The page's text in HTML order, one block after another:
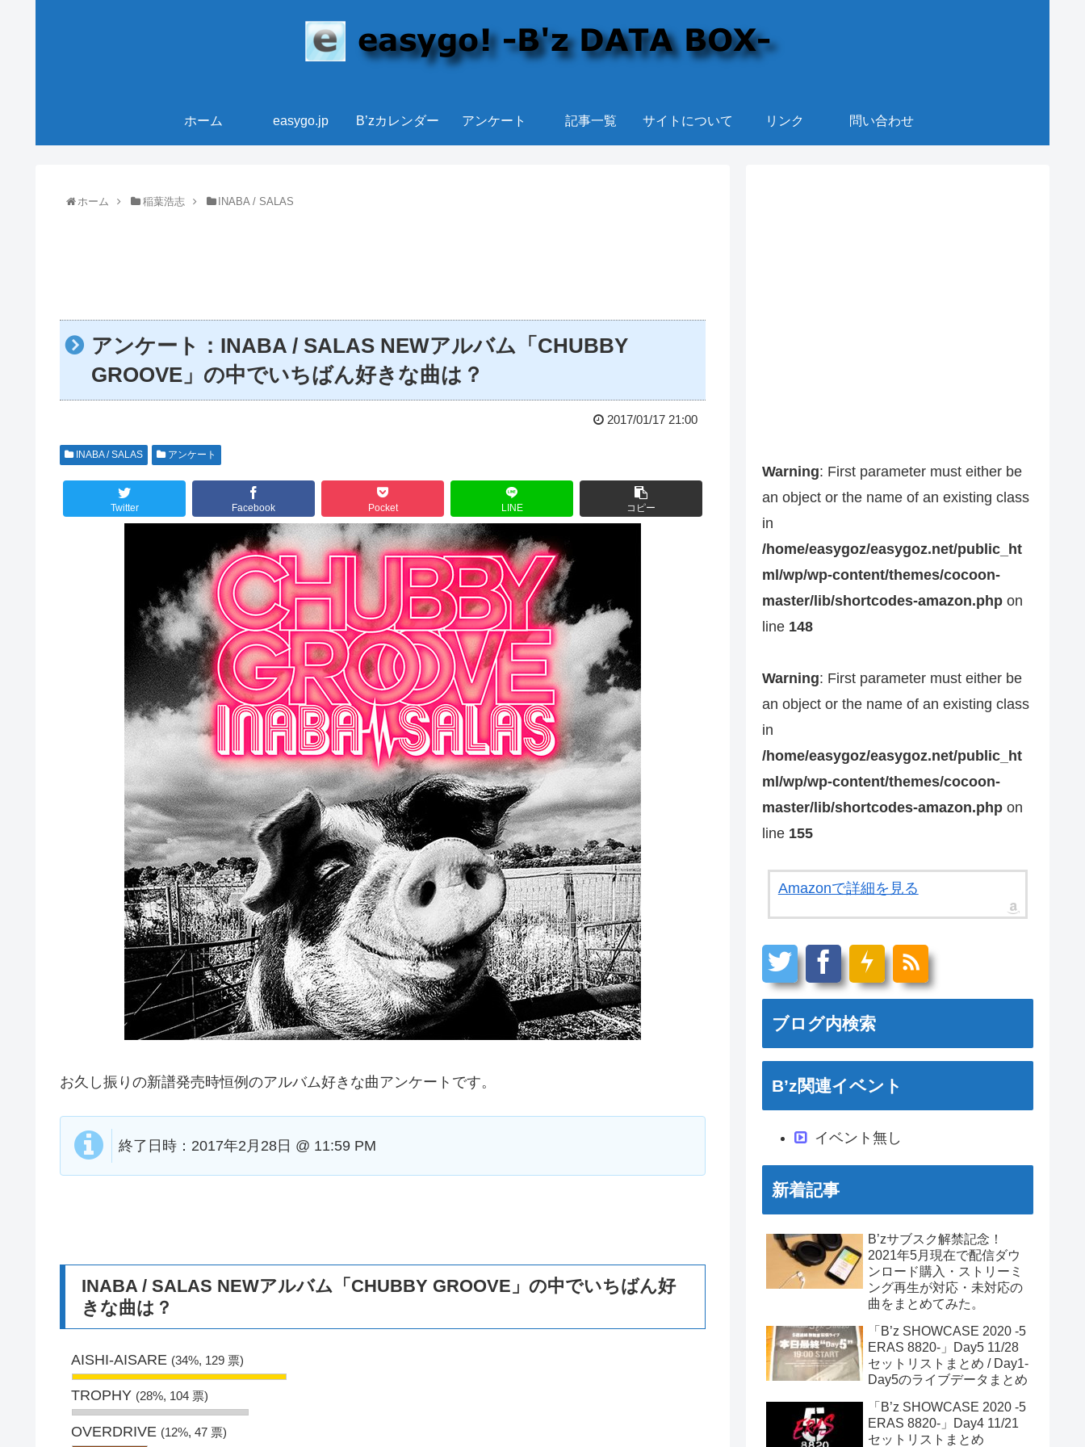
ホーム easygo.jp B’zカレンダー アンケート 記事一覧 サイトについて リンク 問い合わせ
ホーム 稲葉浩志 INABA / SALAS
アンケート：INABA / SALAS NEWアルバム「CHUBBY
GROOVE」の中でいちばん好きな曲は？
2017/01/17 21:00
INABA / SALAS アンケート
Twitter Facebook Pocket LINE コピー
お久し振りの新譜発売時恒例のアルバム好きな曲アンケートです。
終了日時：2017年2月28日 @ 11:59 PM
INABA / SALAS NEWアルバム「CHUBBY GROOVE」の中でいちばん好
きな曲は？
AISHI-AISARE (34%, 129 票)
TROPHY (28%, 104 票)
OVERDRIVE (12%, 47 票)
Warning: First parameter must either be
an object or the name of an existing class
in
/home/easygoz/easygoz.net/public_ht
ml/wp/wp-content/themes/cocoon-
master/lib/shortcodes-amazon.php on
line 148
Warning: First parameter must either be
an object or the name of an existing class
in
/home/easygoz/easygoz.net/public_ht
ml/wp/wp-content/themes/cocoon-
master/lib/shortcodes-amazon.php on
line 155
Amazonで詳細を見る
ブログ内検索
B’z関連イベント
イベント無し
新着記事
B’zサブスク解禁記念！
2021年5月現在で配信ダウ
ンロード購入・ストリーミ
ング再生が対応・未対応の
曲をまとめてみた。
「B’z SHOWCASE 2020 -5
ERAS 8820-」Day5 11/28
セットリストまとめ / Day1-
Day5のライブデータまとめ
「B’z SHOWCASE 2020 -5
ERAS 8820-」Day4 11/21
セットリストまとめ